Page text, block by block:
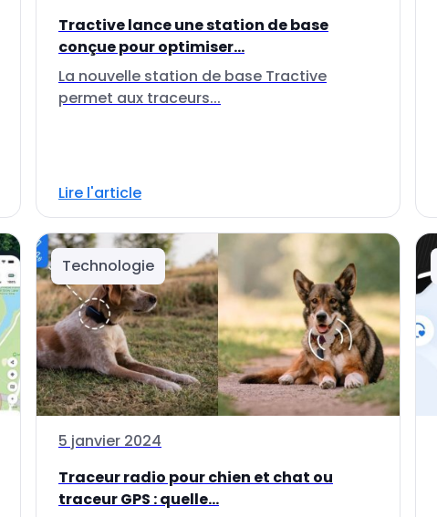
Tractive lance une station de base
conçue pour optimiser...
La nouvelle station de base Tractive
permet aux traceurs...
Lire l'article
Technologie
5 janvier 2024
Traceur radio pour chien et chat ou
traceur GPS : quelle...